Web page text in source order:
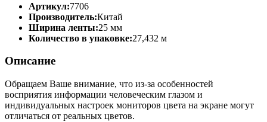
Артикул:7706
Производитель:Китай
Ширина ленты:25 мм
Количество в упаковке:27,432 м
Описание
Обращаем Ваше внимание, что из-за особенностей
восприятия информации человеческим глазом и
индивидуальных настроек мониторов цвета на экране могут
отличаться от реальных цветов.